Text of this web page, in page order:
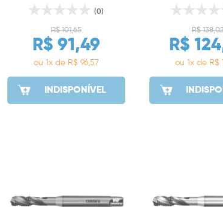
(0)
R$ 101,65
R$ 91,49
ou 1x de R$ 96,57
INDISPONÍVEL
R$
R$
ou 1x de R$